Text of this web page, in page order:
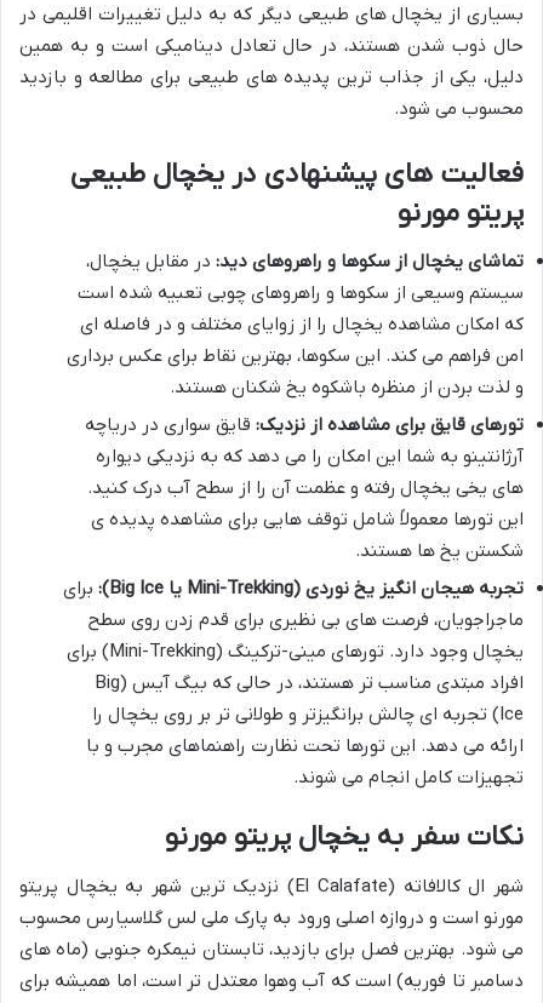
بسیاری از یخچال های طبیعی دیگر که به دلیل تغییرات اقلیمی در
حال ذوب شدن هستند، در حال تعادل دینامیکی است و به همین
دلیل، یکی از جذاب ترین پدیده های طبیعی برای مطالعه و بازدید
محسوب می شود.
فعالیت های پیشنهادی در یخچال طبیعی
پریتو مورنو
تماشای یخچال از سکوها و راهروهای دید: در مقابل یخچال،
سیستم وسیعی از سکوها و راهروهای چوبی تعبیه شده است
که امکان مشاهده یخچال را از زوایای مختلف و در فاصله ای
امن فراهم می کند. این سکوها، بهترین نقاط برای عکس برداری
و لذت بردن از منظره باشکوه یخ شکنان هستند.
تورهای قایق برای مشاهده از نزدیک: قایق سواری در دریاچه
آرژانتینو به شما این امکان را می دهد که به نزدیکی دیواره
های یخی یخچال رفته و عظمت آن را از سطح آب درک کنید.
این تورها معمولاً شامل توقف هایی برای مشاهده پدیده ی
شکستن یخ ها هستند.
تجربه هیجان انگیز یخ نوردی (Mini-Trekking یا Big Ice):
برای
ماجراجویان، فرصت های بی نظیری برای قدم زدن روی سطح
یخچال وجود دارد. تورهای مینی-ترکینگ (Mini-Trekking) برای
افراد مبتدی مناسب تر هستند، در حالی که بیگ آیس (Big
Ice) تجربه ای چالش برانگیزتر و طولانی تر بر روی یخچال را
ارائه می دهد. این تورها تحت نظارت راهنماهای مجرب و با
تجهیزات کامل انجام می شوند.
نکات سفر به یخچال پریتو مورنو
شهر ال کالافاته (El Calafate) نزدیک ترین شهر به یخچال پریتو
مورنو است و دروازه اصلی ورود به پارک ملی لس گلاسیارس محسوب
می شود. بهترین فصل برای بازدید، تابستان نیمکره جنوبی (ماه های
دسامبر تا فوریه) است که آب وهوا معتدل تر است، اما همیشه برای